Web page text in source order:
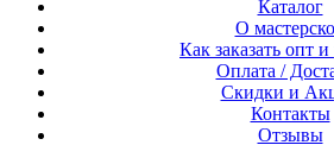
Каталог
О
Как заказать опт
Оплата /
Скидки и
Контакты
Отзывы